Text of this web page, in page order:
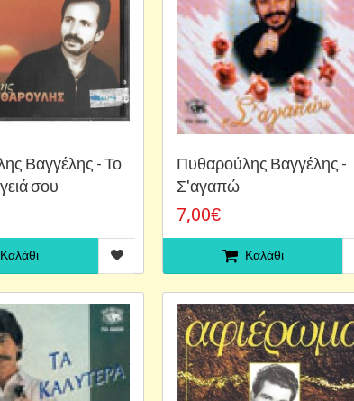
Βαγγέλης - Το
σου
Καλάθι
Πυθαρούλης Βαγγέλης -
Σ'αγαπώ
7,00€
Καλάθι